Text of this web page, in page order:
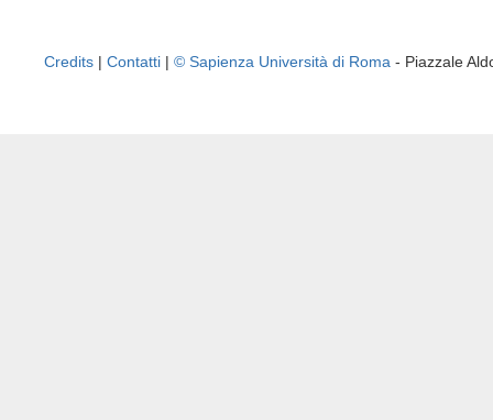
Credits | Contatti | © Sapienza Università di Roma - Piazzale